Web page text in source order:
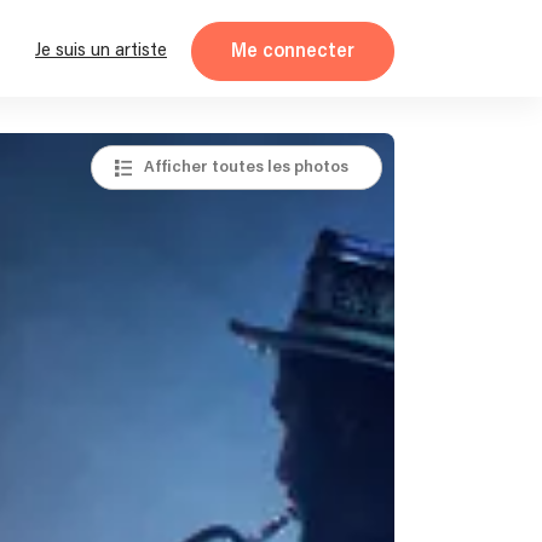
Je suis un artiste Me connecter
Afficher toutes les photos